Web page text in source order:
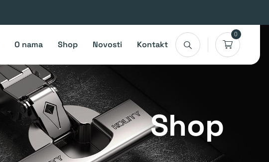
O nama Shop Novosti Kontakt
0
Shop